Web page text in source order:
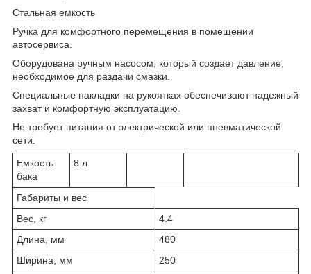
Стальная емкость
Ручка для комфортного перемещения в помещении
автосервиса.
Оборудована ручным насосом, который создает давление,
необходимое для раздачи смазки.
Специальные накладки на рукоятках обеспечивают надежный
захват и комфортную эксплуатацию.
Не требует питания от электрической или пневматической
сети.
Емкость
бака
8 л
Габариты и вес
Вес, кг
4.4
Длина, мм
480
Ширина, мм
250